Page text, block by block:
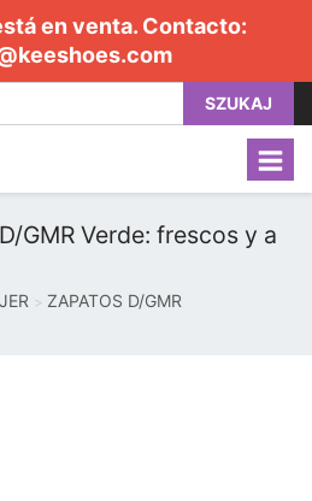
en venta. Contacto:
SZUKAJ
GMR Verde: frescos y a
ZAPATOS D/GMR